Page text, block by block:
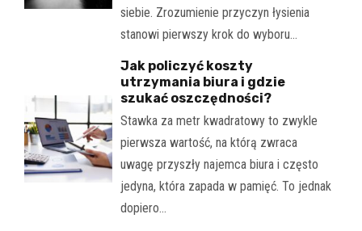
siebie. Zrozumienie przyczyn łysienia
stanowi pierwszy krok do wyboru…
Jak policzyć koszty
utrzymania biura i gdzie
szukać oszczędności?
Stawka za metr kwadratowy to zwykle
pierwsza wartość, na którą zwraca
uwagę przyszły najemca biura i często
jedyna, która zapada w pamięć. To jednak
dopiero…